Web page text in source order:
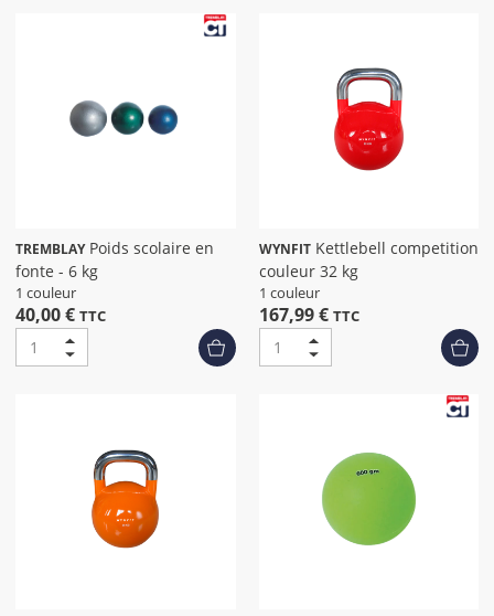
TREMBLAYPoids scolaire en
fonte - 6 kg
1 couleur
40,00 € TTC
WYNFITKettlebell competition
couleur 32 kg
1 couleur
167,99 € TTC